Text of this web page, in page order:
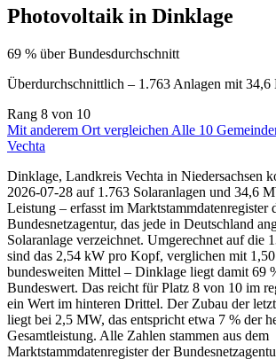
Photovoltaik in Dinklage
69 % über Bundesdurchschnitt
Überdurchschnittlich – 1.763 Anlagen mit 34,6
Rang 8 von 10
Mit anderem Ort vergleichen Alle 10
Vechta
Dinklage, Landkreis Vechta in Niedersachsen
2026-07-28 auf 1.763 Solaranlagen und 34,6
Leistung – erfasst im Marktstammdatenregister
Bundesnetzagentur, das jede in Deutschland
Solaranlage verzeichnet. Umgerechnet auf die
sind das 2,54 kW pro Kopf, verglichen mit
bundesweiten Mittel – Dinklage liegt damit 69
Bundeswert. Das reicht für Platz 8 von 10 im
ein Wert im hinteren Drittel. Der Zubau der
liegt bei 2,5 MW, das entspricht etwa 7 % der
Gesamtleistung. Alle Zahlen stammen aus dem
Marktstammdatenregister der